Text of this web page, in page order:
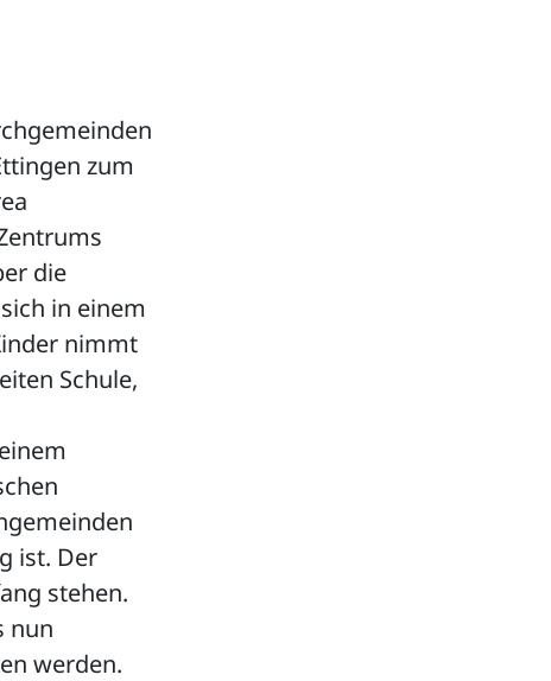
zum
die
in einem
nimmt
Schule,
ist. Der
stehen.
nun
werden.